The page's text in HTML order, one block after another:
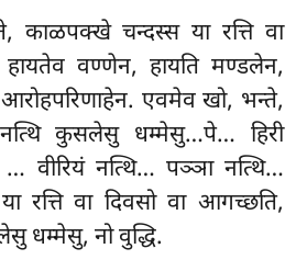
काळपक्खे चन्दस्स या रत्ति वा
वण्णेन, हायति मण्डलेन,
एवमेव खो, भन्ते,
कुसलेसु धम्मेसु…पे… हिरी
… वीरियं नत्थि… पञ्ञा नत्थि…
वा दिवसो वा आगच्छति,
धम्मेसु, नो वुद्धि.